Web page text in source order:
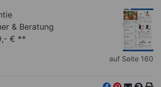
& Beratung
€ **
auf Seite 160